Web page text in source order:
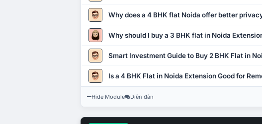
Why does a 4 BHK flat Noida offer better
Why should I buy a 3 BHK flat in Noida
Smart Investment Guide to Buy 2 BHK Flat in
Is a 4 BHK Flat in Noida Extension Good for
Hide Module Diễn đàn